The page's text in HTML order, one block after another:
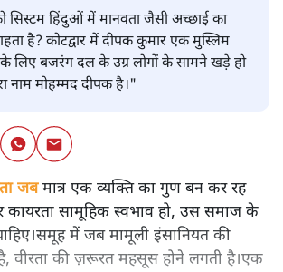
हिंदुओं में मानवता जैसी अच्छाई का
है? कोटद्वार में दीपक कुमार एक मुस्लिम
के लिए बजरंग दल के उग्र लोगों के सामने खड़े हो
नाम मोहम्मद दीपक है।"
जबमात्र एक व्यक्ति का गुण बन कर रह
सामूहिक स्वभाव हो, उस समाज के
में जब मामूली इंसानियत की
वीरता की ज़रूरत महसूस होने लगती है।एक